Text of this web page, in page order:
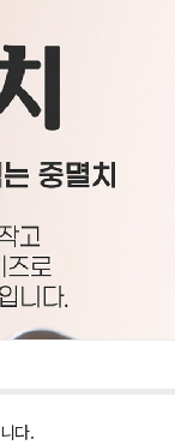
다.